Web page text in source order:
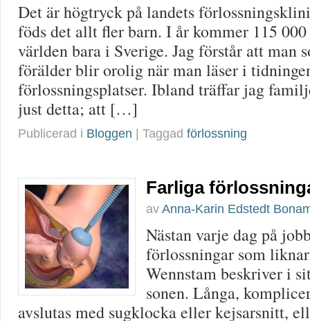
Det är högtryck på landets
föds det allt fler barn. I år kommer 115
världen bara i Sverige. Jag förstår att man
förälder blir orolig när man läser i
förlossningsplatser. Ibland träffar jag
just detta; att […]
Publicerad i Bloggen | Taggad förlossning
Farliga
av Anna-Karin Edstedt
Nästan varje dag på
förlossningar som
Wennstam beskriver i
sonen. Långa,
avslutas med sugklocka eller kejsarsnitt,